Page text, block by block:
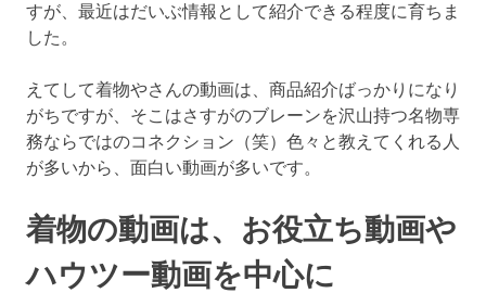
すが、最近はだいぶ情報として紹介できる程度に育ちま
した。
えてして着物やさんの動画は、商品紹介ばっかりになり
がちですが、そこはさすがのブレーンを沢山持つ名物専
務ならではのコネクション（笑）色々と教えてくれる人
が多いから、面白い動画が多いです。
着物の動画は、お役立ち動画や
ハウツー動画を中心に